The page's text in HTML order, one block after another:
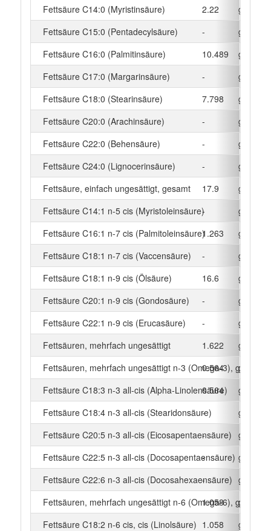
Fettsäure C14:0 (Myristinsäure)
2.22
g
Fettsäure C15:0 (Pentadecylsäure)
-
g
Fettsäure C16:0 (Palmitinsäure)
10.489
g
Fettsäure C17:0 (Margarinsäure)
-
g
Fettsäure C18:0 (Stearinsäure)
7.798
g
Fettsäure C20:0 (Arachinsäure)
-
g
Fettsäure C22:0 (Behensäure)
-
g
Fettsäure C24:0 (Lignocerinsäure)
-
g
Fettsäure, einfach ungesättigt, gesamt
17.9
g
Fettsäure C14:1 n-5 cis (Myristoleinsäure)-
g
Fettsäure C16:1 n-7 cis (Palmitoleinsäure)1.263
g
Fettsäure C18:1 n-7 cis (Vaccensäure)
-
g
Fettsäure C18:1 n-9 cis (Ölsäure)
16.6
g
Fettsäure C20:1 n-9 cis (Gondosäure)
-
g
Fettsäure C22:1 n-9 cis (Erucasäure)
-
g
Fettsäuren, mehrfach ungesättigt
1.622
g
Fettsäuren, mehrfach ungesättigt n-3 (Omega-3), gesamt
0.564
g
Fettsäure C18:3 n-3 all-cis (Alpha-Linolensäure)
0.564
g
Fettsäure C18:4 n-3 all-cis (Stearidonsäure)
-
g
Fettsäure C20:5 n-3 all-cis (Eicosapentaensäure)
-
g
Fettsäure C22:5 n-3 all-cis (Docosapentaensäure)
-
g
Fettsäure C22:6 n-3 all-cis (Docosahexaensäure)
-
g
Fettsäuren, mehrfach ungesättigt n-6 (Omega-6), gesamt
1.058
g
Fettsäure C18:2 n-6 cis, cis (Linolsäure) 1.058
g